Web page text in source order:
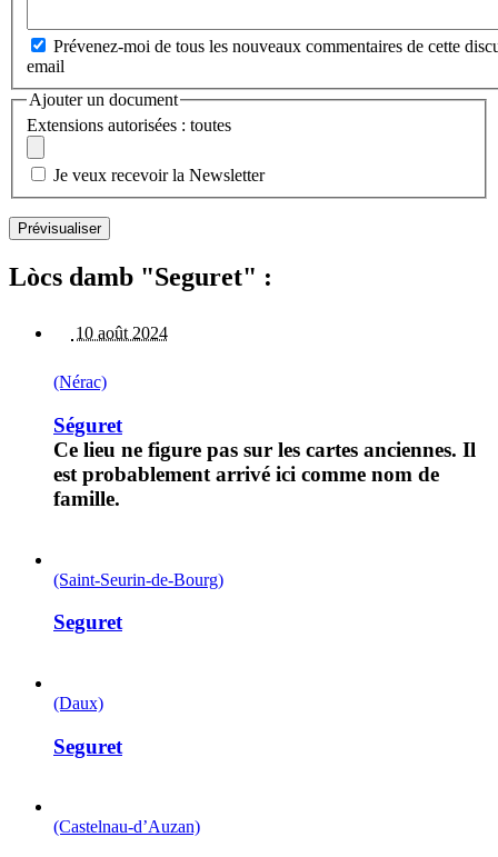
Prévenez-moi de tous les nouveaux commentaires de cette
email
Ajouter un document
Extensions autorisées : toutes
Je veux recevoir la Newsletter
Lòcs damb "Seguret" :
10 août 2024
(Nérac)
Séguret
Ce lieu ne figure pas sur les cartes anciennes. Il
est probablement arrivé ici comme nom de
famille.
(Saint-Seurin-de-Bourg)
Seguret
(Daux)
Seguret
(Castelnau-d’Auzan)